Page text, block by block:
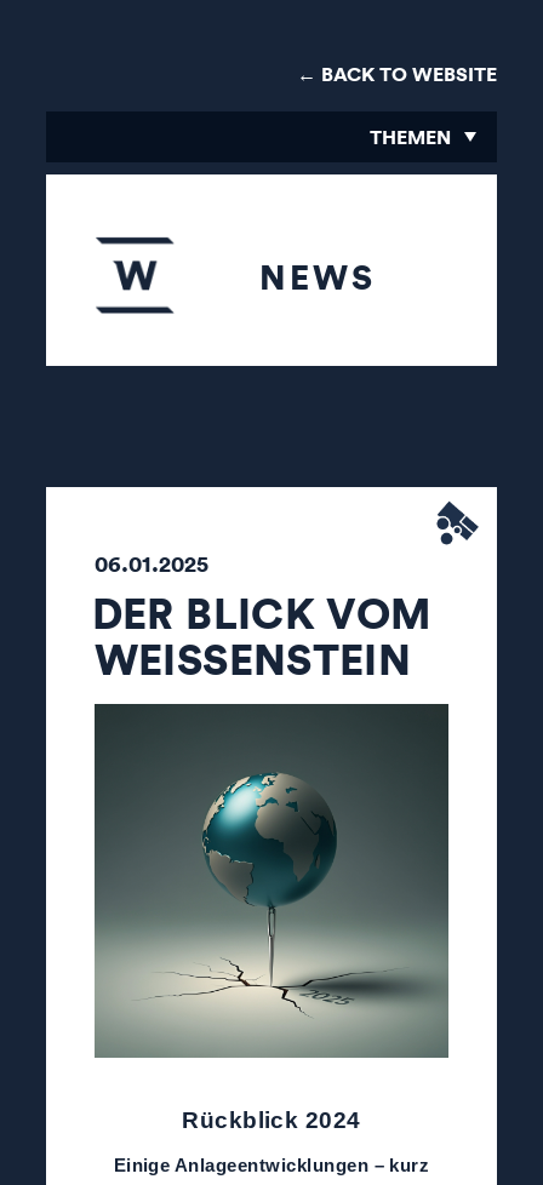
← BACK TO WEBSITE
THEMEN
NEWS
06.01.2025
DER BLICK VOM
WEISSENSTEIN
Rückblick 2024
Einige Anlageentwicklungen – kurz